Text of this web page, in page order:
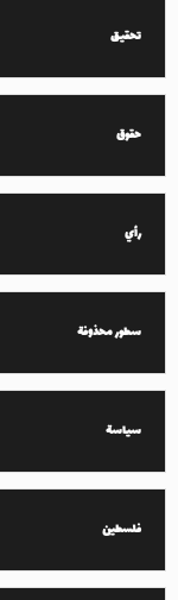
تحقيق
حقوق
رأي
سطور محذوفة
سياسة
فلسطين